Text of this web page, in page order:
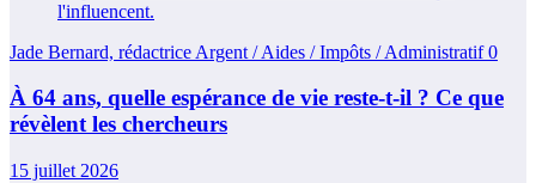
Jade Bernard, rédactrice Argent / Aides / Impôts / Administratif0
À 64 ans, quelle espérance de vie reste-t-il ? Ce que
révèlent les chercheurs
15 juillet 2026